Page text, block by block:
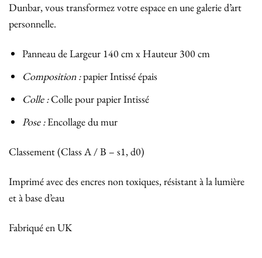
Dunbar, vous transformez votre espace en une galerie d’art
personnelle.
Panneau de Largeur 140 cm x Hauteur 300 cm
Composition :papier Intissé épais
Colle :Colle pour papier Intissé
Pose :Encollage du mur
Classement (Class A / B – s1, d0)
Imprimé avec des encres non toxiques, résistant à la lumière
et à base d’eau
Fabriqué en UK